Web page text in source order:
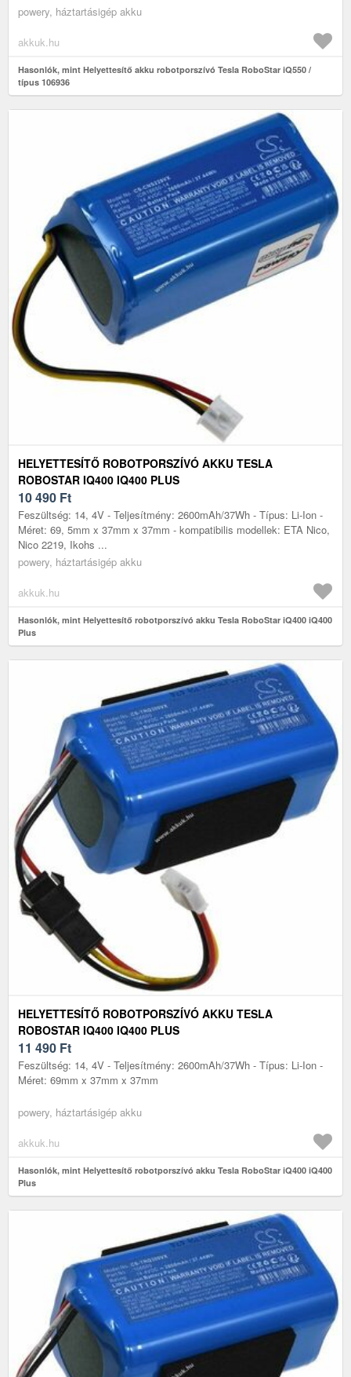
powery, háztartásigép akku
akkuk.hu
Hasonlók, mint Helyettesítő akku robotporszívó Tesla RoboStar iQ550 /
típus 106936
HELYETTESÍTŐ ROBOTPORSZÍVÓ AKKU TESLA
ROBOSTAR IQ400 IQ400 PLUS
10 490 Ft
Feszültség: 14, 4V - Teljesítmény: 2600mAh/37Wh - Típus: Li-Ion -
Méret: 69, 5mm x 37mm x 37mm - kompatibilis modellek: ETA Nico,
Nico 2219, Ikohs ...
powery, háztartásigép akku
akkuk.hu
Hasonlók, mint Helyettesítő robotporszívó akku Tesla RoboStar iQ400 iQ400
Plus
HELYETTESÍTŐ ROBOTPORSZÍVÓ AKKU TESLA
ROBOSTAR IQ400 IQ400 PLUS
11 490 Ft
Feszültség: 14, 4V - Teljesítmény: 2600mAh/37Wh - Típus: Li-Ion -
Méret: 69mm x 37mm x 37mm
powery, háztartásigép akku
akkuk.hu
Hasonlók, mint Helyettesítő robotporszívó akku Tesla RoboStar iQ400 iQ400
Plus